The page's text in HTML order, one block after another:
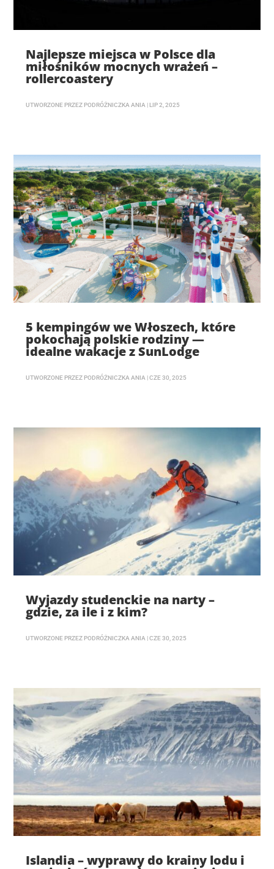
Najlepsze miejsca w Polsce dla
miłośników mocnych wrażeń –
rollercoastery
UTWORZONE PRZEZ PODRÓŻNICZKA ANIA | LIP 2, 2025
5 kempingów we Włoszech, które
pokochają polskie rodziny —
idealne wakacje z SunLodge
UTWORZONE PRZEZ PODRÓŻNICZKA ANIA |CZE 30, 2025
Wyjazdy studenckie na narty –
gdzie, za ile i z kim?
UTWORZONE PRZEZ PODRÓŻNICZKA ANIA |CZE 30, 2025
Islandia – wyprawy do krainy lodu i